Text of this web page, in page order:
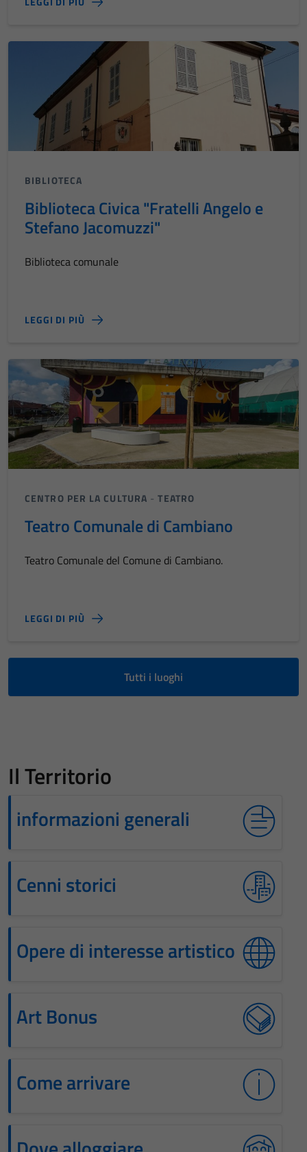
BIBLIOTECA
Biblioteca Civica "Fratelli Angelo e
Stefano Jacomuzzi"
Biblioteca comunale
LEGGI DI PIÙ
CENTRO PER LA CULTURA -TEATRO
Teatro Comunale di Cambiano
Teatro Comunale del Comune di Cambiano.
LEGGI DI PIÙ
Tutti i luoghi
Il Territorio
informazioni generali
Cenni storici
Opere di interesse artistico
Art Bonus
Come arrivare